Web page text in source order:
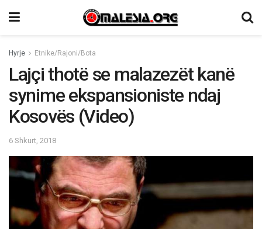
Hyrje Etnike/Rajoni/Bota
Lajçi thotë se malazezët kanë
synime ekspansioniste ndaj
Kosovës (Video)
6 Shkurt, 2018